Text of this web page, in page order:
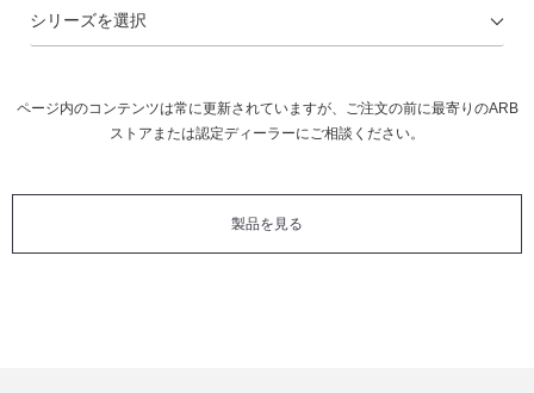
ページ内のコンテンツは常に更新されていますが、ご注文の前に最寄りのARB
ストアまたは認定ディーラーにご相談ください。
製品を見る